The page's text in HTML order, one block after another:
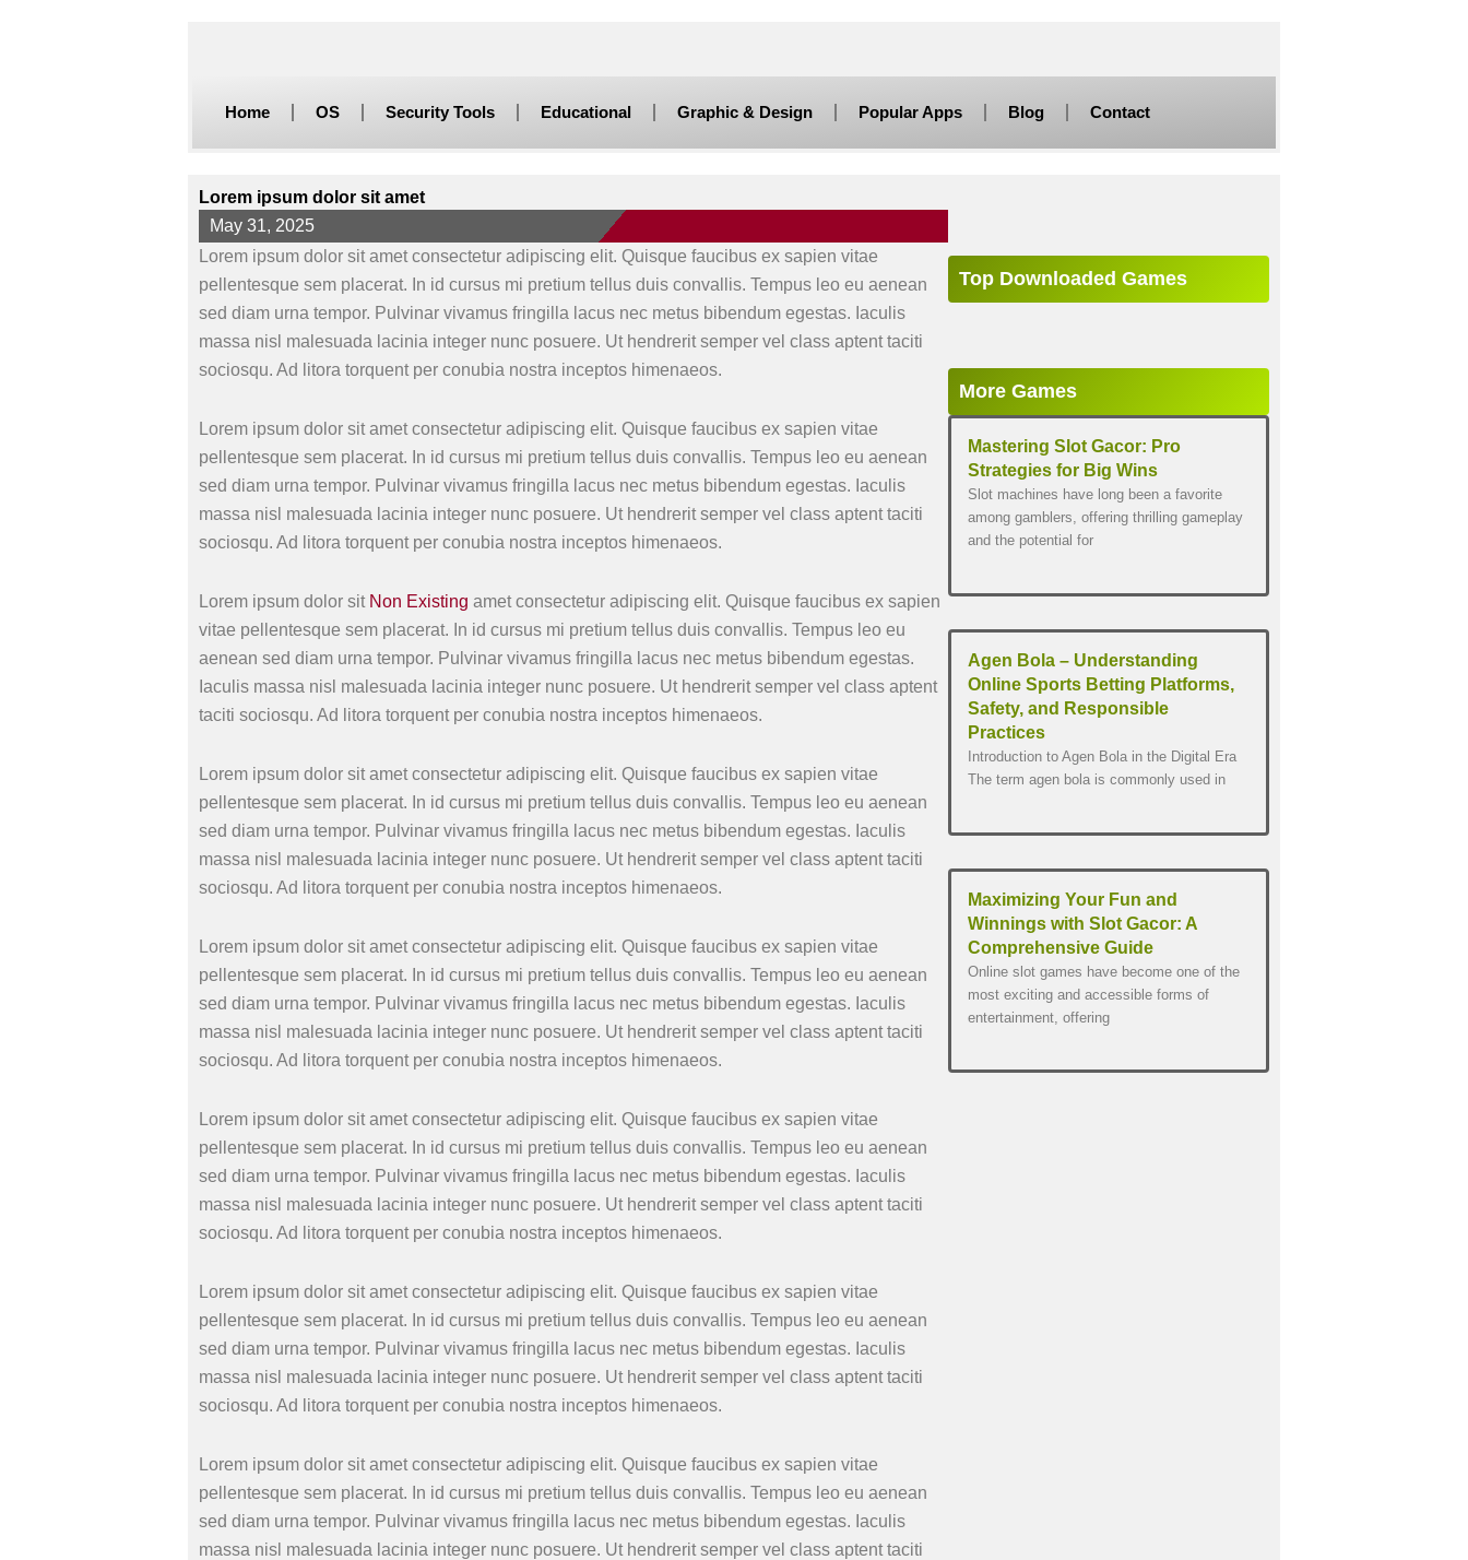
Home OS Security Tools Educational Graphic & Design Popular Apps Blog Contact
Lorem ipsum dolor sit amet
May 31, 2025
Lorem ipsum dolor sit amet consectetur adipiscing elit. Quisque faucibus ex sapien vitae
pellentesque sem placerat. In id cursus mi pretium tellus duis convallis. Tempus leo eu aenean
sed diam urna tempor. Pulvinar vivamus fringilla lacus nec metus bibendum egestas. Iaculis
massa nisl malesuada lacinia integer nunc posuere. Ut hendrerit semper vel class aptent taciti
sociosqu. Ad litora torquent per conubia nostra inceptos himenaeos.
Lorem ipsum dolor sit amet consectetur adipiscing elit. Quisque faucibus ex sapien vitae
pellentesque sem placerat. In id cursus mi pretium tellus duis convallis. Tempus leo eu aenean
sed diam urna tempor. Pulvinar vivamus fringilla lacus nec metus bibendum egestas. Iaculis
massa nisl malesuada lacinia integer nunc posuere. Ut hendrerit semper vel class aptent taciti
sociosqu. Ad litora torquent per conubia nostra inceptos himenaeos.
Lorem ipsum dolor sit Non Existing amet consectetur adipiscing elit. Quisque faucibus ex sapien
vitae pellentesque sem placerat. In id cursus mi pretium tellus duis convallis. Tempus leo eu
aenean sed diam urna tempor. Pulvinar vivamus fringilla lacus nec metus bibendum egestas.
Iaculis massa nisl malesuada lacinia integer nunc posuere. Ut hendrerit semper vel class aptent
taciti sociosqu. Ad litora torquent per conubia nostra inceptos himenaeos.
Lorem ipsum dolor sit amet consectetur adipiscing elit. Quisque faucibus ex sapien vitae
pellentesque sem placerat. In id cursus mi pretium tellus duis convallis. Tempus leo eu aenean
sed diam urna tempor. Pulvinar vivamus fringilla lacus nec metus bibendum egestas. Iaculis
massa nisl malesuada lacinia integer nunc posuere. Ut hendrerit semper vel class aptent taciti
sociosqu. Ad litora torquent per conubia nostra inceptos himenaeos.
Lorem ipsum dolor sit amet consectetur adipiscing elit. Quisque faucibus ex sapien vitae
pellentesque sem placerat. In id cursus mi pretium tellus duis convallis. Tempus leo eu aenean
sed diam urna tempor. Pulvinar vivamus fringilla lacus nec metus bibendum egestas. Iaculis
massa nisl malesuada lacinia integer nunc posuere. Ut hendrerit semper vel class aptent taciti
sociosqu. Ad litora torquent per conubia nostra inceptos himenaeos.
Lorem ipsum dolor sit amet consectetur adipiscing elit. Quisque faucibus ex sapien vitae
pellentesque sem placerat. In id cursus mi pretium tellus duis convallis. Tempus leo eu aenean
sed diam urna tempor. Pulvinar vivamus fringilla lacus nec metus bibendum egestas. Iaculis
massa nisl malesuada lacinia integer nunc posuere. Ut hendrerit semper vel class aptent taciti
sociosqu. Ad litora torquent per conubia nostra inceptos himenaeos.
Lorem ipsum dolor sit amet consectetur adipiscing elit. Quisque faucibus ex sapien vitae
pellentesque sem placerat. In id cursus mi pretium tellus duis convallis. Tempus leo eu aenean
sed diam urna tempor. Pulvinar vivamus fringilla lacus nec metus bibendum egestas. Iaculis
massa nisl malesuada lacinia integer nunc posuere. Ut hendrerit semper vel class aptent taciti
sociosqu. Ad litora torquent per conubia nostra inceptos himenaeos.
Lorem ipsum dolor sit amet consectetur adipiscing elit. Quisque faucibus ex sapien vitae
pellentesque sem placerat. In id cursus mi pretium tellus duis convallis. Tempus leo eu aenean
sed diam urna tempor. Pulvinar vivamus fringilla lacus nec metus bibendum egestas. Iaculis
massa nisl malesuada lacinia integer nunc posuere. Ut hendrerit semper vel class aptent taciti
Top Downloaded Games
More Games
Mastering Slot Gacor: Pro
Strategies for Big Wins
Slot machines have long been a favorite
among gamblers, offering thrilling gameplay
and the potential for
Agen Bola – Understanding
Online Sports Betting Platforms,
Safety, and Responsible
Practices
Introduction to Agen Bola in the Digital Era
The term agen bola is commonly used in
Maximizing Your Fun and
Winnings with Slot Gacor: A
Comprehensive Guide
Online slot games have become one of the
most exciting and accessible forms of
entertainment, offering